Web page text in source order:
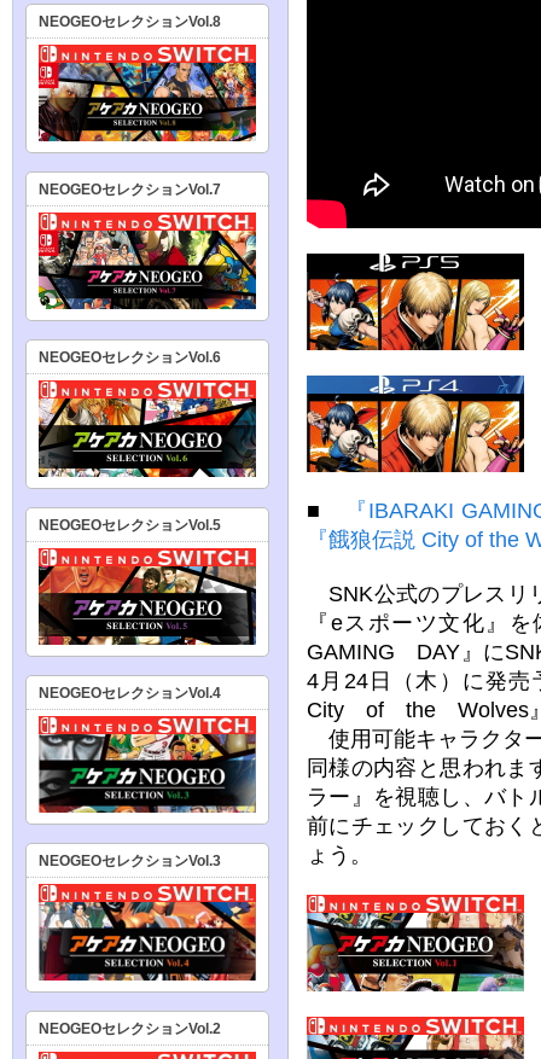
■
『IBARAKI
『餓狼伝説 City of the
SNK公式のプレスリ
『eスポーツ文化』
GAMING DAY』に
4月24日（木）に発
City of the Wolves』
使用可能キャラクタ
同様の内容と思われま
ラー』を視聴し、バト
前にチェックしておく
ょう。
NEOGEOセレクションVol.8
NEOGEOセレクションVol.7
NEOGEOセレクションVol.6
NEOGEOセレクションVol.5
NEOGEOセレクションVol.4
NEOGEOセレクションVol.3
NEOGEOセレクションVol.2